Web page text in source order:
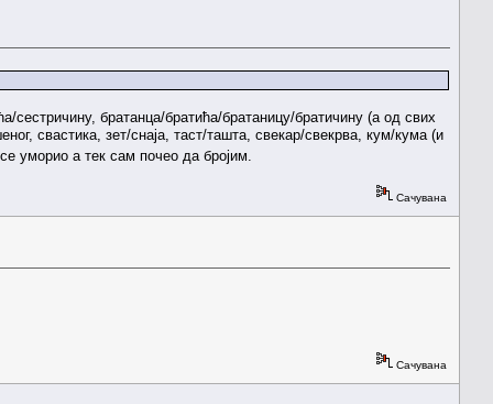
братанца/братића/братаницу/братичину (а од свих
свастика, зет/снаја, таст/ташта, свекар/свекрва, кум/кума (и
уморио а тек сам почео да бројим.
Сачувана
Сачувана